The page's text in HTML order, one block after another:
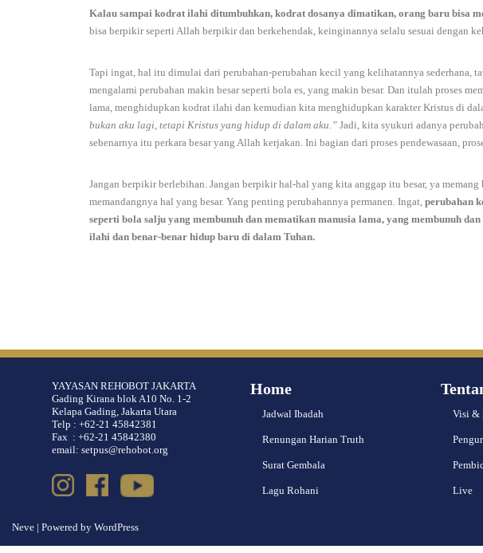
Kalau sampai kodrat ilahi ditumbuhkan, kodrat dosanya dimatikan, orang baru bisa
bisa berpikir seperti Allah berpikir dan berkehendak, keinginannya selalu sesuai dengan
Tapi ingat, hal itu dimulai dari perubahan-perubahan kecil yang kelihatannya sederhana,
mengalami perubahan makin besar seperti bola es, yang makin besar. Dan itulah proses
lama, menghidupkan kodrat ilahi dan kemudian kita menghidupkan karakter Kristus di
bukan aku lagi, tetapi Kristus yang hidup di dalam aku.” Jadi, kita syukuri adanya
sebenarnya itu perkara besar yang Allah kerjakan. Ini bagian dari proses pendewasaan,
Jangan berpikir berlebihan. Jangan berpikir hal-hal yang kita anggap itu besar, ya
memandangnya hal yang besar. Yang penting perubahannya permanen. Ingat, perubahan
seperti bola salju yang membunuh dan mematikan manusia lama, yang membunuh
ilahi dan benar-benar hidup baru di dalam Tuhan.
YAYASAN REHOBOT JAKARTA
Gading Kirana blok A10 No. 1-2
Kelapa Gading, Jakarta Utara
Telp : +62-21 45842381
Fax : +62-21 45842380
email: setpus@rehobot.org
Neve | Powered by WordPress
Home
Jadwal Ibadah
Renungan Harian Truth
Surat Gembala
Lagu Rohani
Visi &
Live